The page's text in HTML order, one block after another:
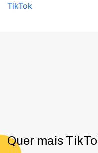
TikTok
Quer mais